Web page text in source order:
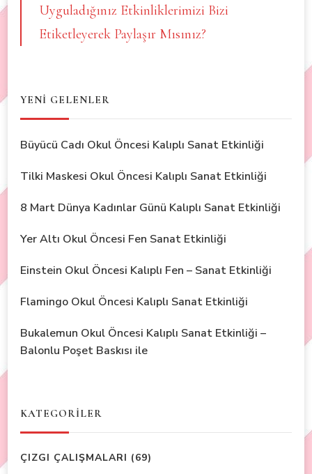
Uyguladığınız Etkinliklerimizi Bizi
Etiketleyerek Paylaşır Mısınız?
YENİ GELENLER
Büyücü Cadı Okul Öncesi Kalıplı Sanat Etkinliği
Tilki Maskesi Okul Öncesi Kalıplı Sanat Etkinliği
8 Mart Dünya Kadınlar Günü Kalıplı Sanat Etkinliği
Yer Altı Okul Öncesi Fen Sanat Etkinliği
Einstein Okul Öncesi Kalıplı Fen – Sanat Etkinliği
Flamingo Okul Öncesi Kalıplı Sanat Etkinliği
Bukalemun Okul Öncesi Kalıplı Sanat Etkinliği –
Balonlu Poşet Baskısı ile
KATEGORİLER
ÇIZGI ÇALIŞMALARI (69)